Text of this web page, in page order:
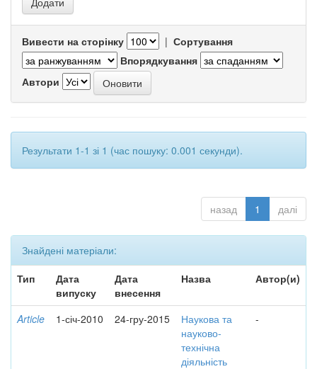
Вивести на сторінку | Сортування
Впорядкування
Автори
Результати 1-1 зі 1 (час пошуку: 0.001 секунди).
назад 1 далі
Знайдені матеріали:
Тип
Дата
випуску
Дата
внесення
Назва Автор(и)
Article 1-січ-2010 24-гру-2015
Наукова та
науково-
технічна
діяльність
-